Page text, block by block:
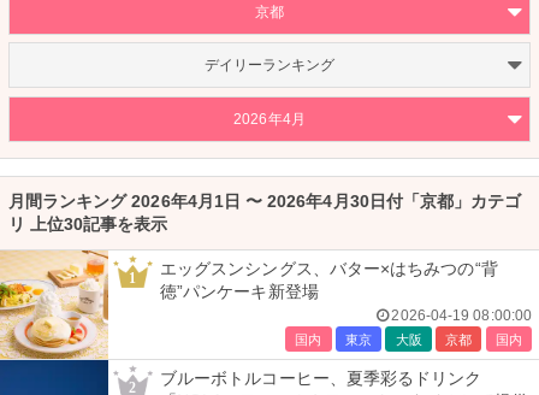
京都
デイリーランキング
2026年4月
月間ランキング 2026年4月1日 〜 2026年4月30日付「京都」カテゴ
リ 上位30記事を表示
1
エッグスンシングス、バター×はちみつの“背
徳”パンケーキ新登場
2026-04-19 08:00:00
国内 東京 大阪 京都 国内
2
ブルーボトルコーヒー、夏季彩るドリンク